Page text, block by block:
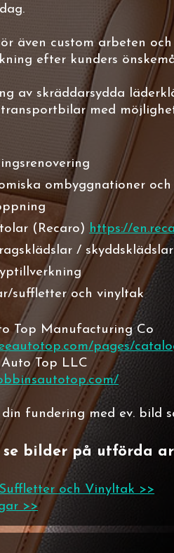
även custom arbeten
efter kunders
av skräddarsydda
med
ombyggnationer
(Recaro) https://
/
suffletter och vinyltak
Top Manufacturing Co
pages/
Top LLC
fundering med ev. bild
se bilder på utförda
och Vinyltak >>
>>